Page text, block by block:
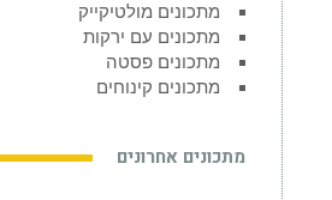
מתכונים מולטיקייק
מתכונים עם ירקות
מתכונים פסטה
מתכונים קינוחים
מתכונים אחרונים